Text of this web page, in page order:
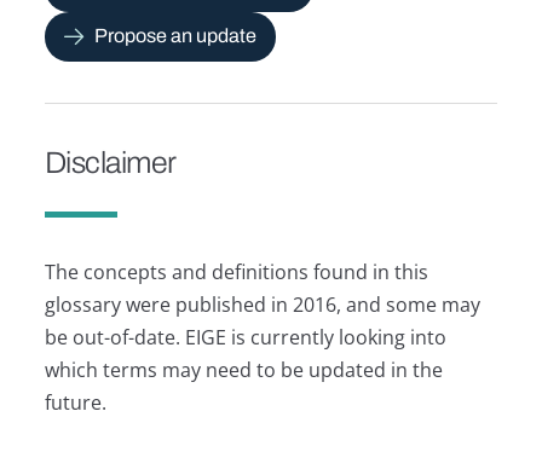
Propose an update
Disclaimer
The concepts and definitions found in this
glossary were published in 2016, and some may
be out-of-date. EIGE is currently looking into
which terms may need to be updated in the
future.